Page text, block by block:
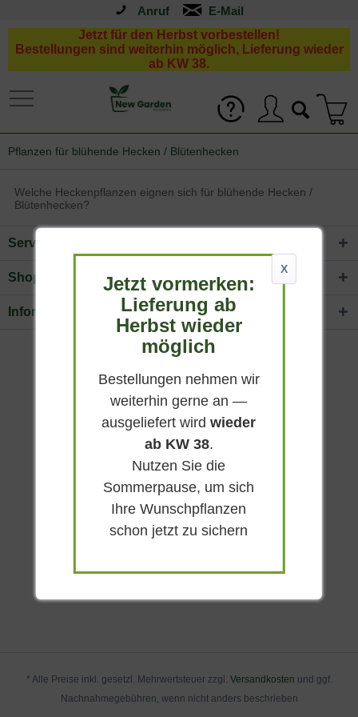
Anruf
Jetzt für den Herbst vorbestellen!
Bestellungen sind weiterhin möglich, Lieferung wieder
ab KW 38.
Pflanzen für blühende Hecken / Blütenhecken
Welche Heckenpflanzen eignen sich für blühende Hecken /
Blütenhecken?
X
Jetzt vormerken:
Lieferung ab
Herbst wieder
möglich
Bestellungen nehmen wir
weiterhin gerne an —
ausgeliefert wirdwieder
ab KW 38.
Nutzen Sie die
Sommerpause, um sich
Ihre Wunschpflanzen
schon jetzt zu sichern
Service Hotline
Shop Service
Informationen
* Alle Preise inkl. gesetzl. Mehrwertsteuer zzgl. Versandkosten und ggf.
Nachnahmegebühren, wenn nicht anders beschrieben